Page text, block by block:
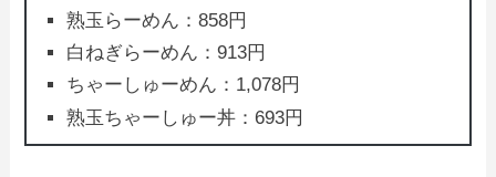
熟玉らーめん：858円
白ねぎらーめん：913円
ちゃーしゅーめん：1,078円
熟玉ちゃーしゅー丼：693円